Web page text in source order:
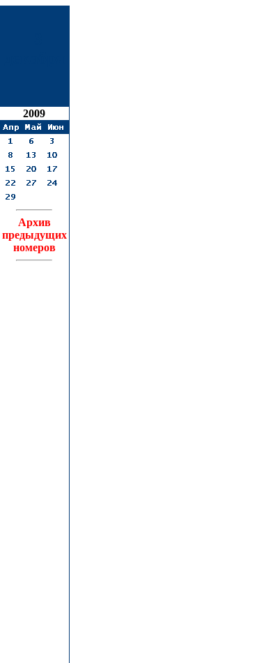
2009
Архив
предыдущих
номеров